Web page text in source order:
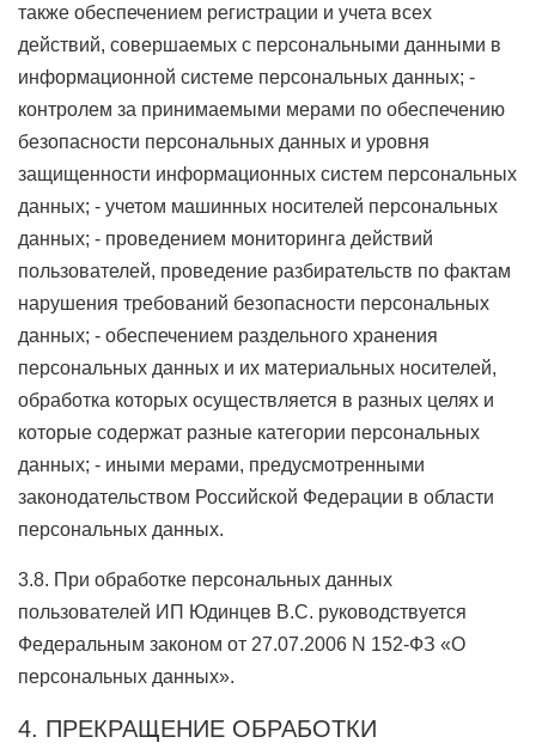
также обеспечением регистрации и учета всех
действий, совершаемых с персональными данными в
информационной системе персональных данных; -
контролем за принимаемыми мерами по обеспечению
безопасности персональных данных и уровня
защищенности информационных систем персональных
данных; - учетом машинных носителей персональных
данных; - проведением мониторинга действий
пользователей, проведение разбирательств по фактам
нарушения требований безопасности персональных
данных; - обеспечением раздельного хранения
персональных данных и их материальных носителей,
обработка которых осуществляется в разных целях и
которые содержат разные категории персональных
данных; - иными мерами, предусмотренными
законодательством Российской Федерации в области
персональных данных.
3.8. При обработке персональных данных
пользователей ИП Юдинцев В.С. руководствуется
Федеральным законом от 27.07.2006 N 152-ФЗ «О
персональных данных».
4. ПРЕКРАЩЕНИЕ ОБРАБОТКИ